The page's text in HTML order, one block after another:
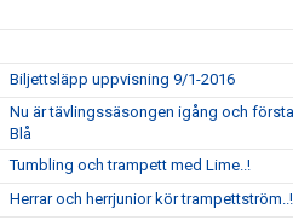
Biljettsläpp uppvisning 9/1-2016
Nu är tävlingssäsongen igång och
Blå
Tumbling och trampett med Lime..!
Herrar och herrjunior kör trampettström..!